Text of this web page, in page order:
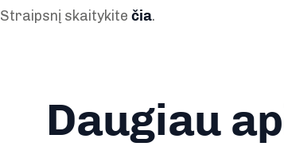
Straipsnį skaitykite čia.
Daugiau